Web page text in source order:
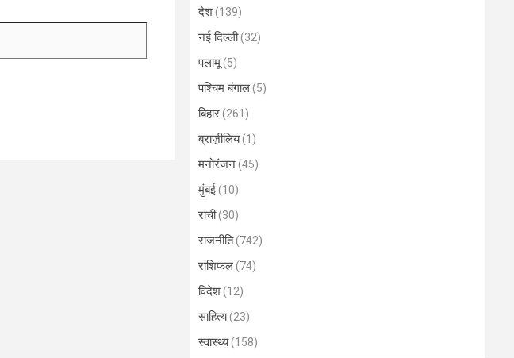
देश(139)
नई दिल्ली(32)
पलामू(5)
पश्चिम बंगाल(5)
बिहार(261)
ब्राज़ीलिय(1)
मनोरंजन(45)
मुंबई(10)
रांची(30)
राजनीति(742)
राशिफल(74)
विदेश(12)
साहित्य(23)
स्वास्थ्य(158)